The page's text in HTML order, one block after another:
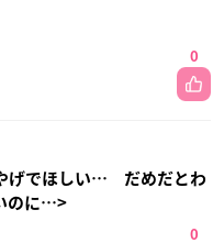
0
げでほしい… だめだとわ
のに…>
0